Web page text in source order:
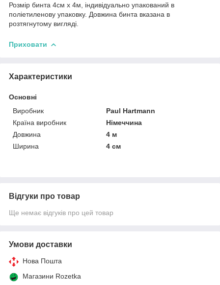
Розмір бинта 4см х 4м, індивідуально упакований в
поліетиленову упаковку. Довжина бинта вказана в
розтягнутому вигляді.
Приховати
Характеристики
Основні
Виробник
Paul Hartmann
Країна виробник
Німеччина
Довжина
4 м
Ширина
4 см
Відгуки про товар
Ще немає відгуків про цей товар
Умови доставки
Нова Пошта
Магазини Rozetka